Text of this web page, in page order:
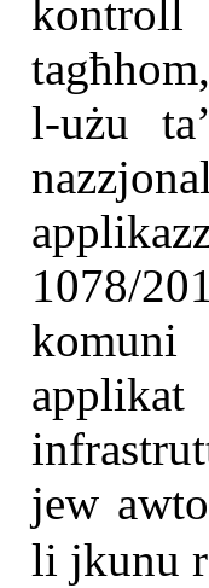
l-użu
1078/
komuni
jew
li jkunu